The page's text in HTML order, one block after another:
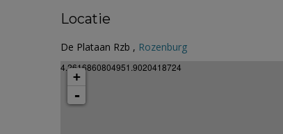
Locatie
De Plataan Rzb , Rozenburg
4.2616860804951.9020418724
+
-